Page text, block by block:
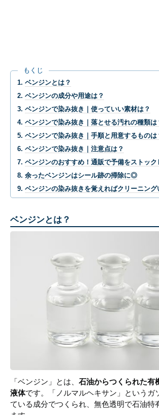
もくじ
ベンジンとは？
ベンジンの成分や用途は？
ベンジンで染み抜き｜使っていい素材は？
ベンジンで染み抜き｜落とせる汚れの種類は
ベンジンで染み抜き｜手順と用意するものは
ベンジンで染み抜き｜注意点は？
ベンジンのおすすめ！通販で予備をストック
余ったベンジンはシール跡の掃除に◎
ベンジンの染み抜きを覚えればクリーニング
ベンジンとは？
「ベンジン」とは、 石油からつくられた有
液体です。「ノルマルヘキサン」というガ
ている成分でつくられ、無色透明で石油特